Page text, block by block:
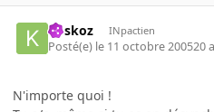
koskoz INpactien
Posté(e) le 11 octobre 200520 a
N'importe quoi !